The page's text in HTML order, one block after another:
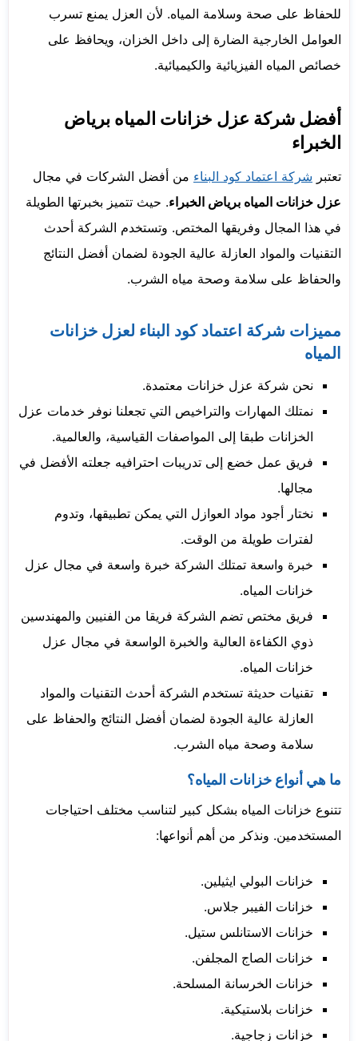
للحفاظ على صحة وسلامة المياه. لأن العزل يمنع تسرب
العوامل الخارجية الضارة إلى داخل الخزان، ويحافظ على
خصائص المياه الفيزيائية والكيميائية.
أفضل شركة عزل خزانات المياه برياض
الخبراء
تعتبر شركة اعتماد كود البناء من أفضل الشركات في مجال
عزل خزانات المياه برياض الخبراء. حيث تتميز بخبرتها الطويلة
في هذا المجال وفريقها المختص. وتستخدم الشركة أحدث
التقنيات والمواد العازلة عالية الجودة لضمان أفضل النتائج
والحفاظ على سلامة وصحة مياه الشرب.
مميزات شركة اعتماد كود البناء لعزل خزانات
المياه
نحن شركة عزل خزانات معتمدة.
نمتلك المهارات والتراخيص التي تجعلنا نوفر خدمات عزل
الخزانات طبقا إلى المواصفات القياسية، والعالمية.
فريق عمل خضع إلى تدريبات احترافيه جعلته الأفضل في
مجالها.
نختار أجود مواد العوازل التي يمكن تطبيقها، وتدوم
لفترات طويلة من الوقت.
خبرة واسعة تمتلك الشركة خبرة واسعة في مجال عزل
خزانات المياه.
فريق مختص تضم الشركة فريقا من الفنيين والمهندسين
ذوي الكفاءة العالية والخبرة الواسعة في مجال عزل
خزانات المياه.
تقنيات حديثة تستخدم الشركة أحدث التقنيات والمواد
العازلة عالية الجودة لضمان أفضل النتائج والحفاظ على
سلامة وصحة مياه الشرب.
ما هي أنواع خزانات المياه؟
تتنوع خزانات المياه بشكل كبير لتناسب مختلف احتياجات
المستخدمين. ونذكر من أهم أنواعها:
خزانات البولي ايثيلين.
خزانات الفيبر جلاس.
خزانات الاستانلس ستيل.
خزانات الصاج المجلفن.
خزانات الخرسانة المسلحة.
خزانات بلاستيكية.
خزانات زجاجية.